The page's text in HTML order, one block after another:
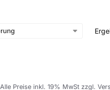
Alle Preise inkl. 19% MwSt zzgl.